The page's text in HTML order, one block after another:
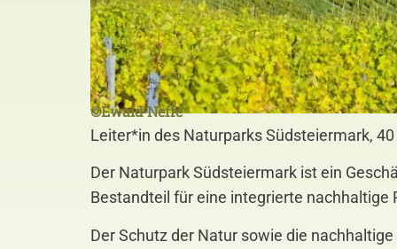
©Ewald Neffe
Leiter*in des Naturparks Südsteiermark, 40
Der Naturpark Südsteiermark ist ein
Bestandteil für eine integrierte
Der Schutz der Natur sowie die